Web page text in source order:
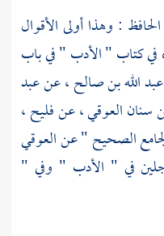
: وهذا أولى الأقوال
في كتاب " الأدب " في باب
عبد الله بن صالح، عنعبد
سنان العوقي، عنفليح،
الصحيح " عنالعوقي
في " الأدب " وفي "